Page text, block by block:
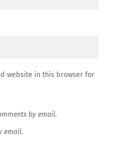
website in this browser for
by email.
email.